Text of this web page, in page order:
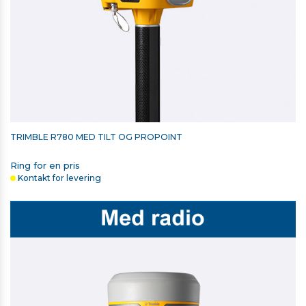
UDVIDET HARDWAREGARANTI TIL
TRIMBLE R780 MED TILT OG PROPOINT
Ring for en pris
Kontakt for levering